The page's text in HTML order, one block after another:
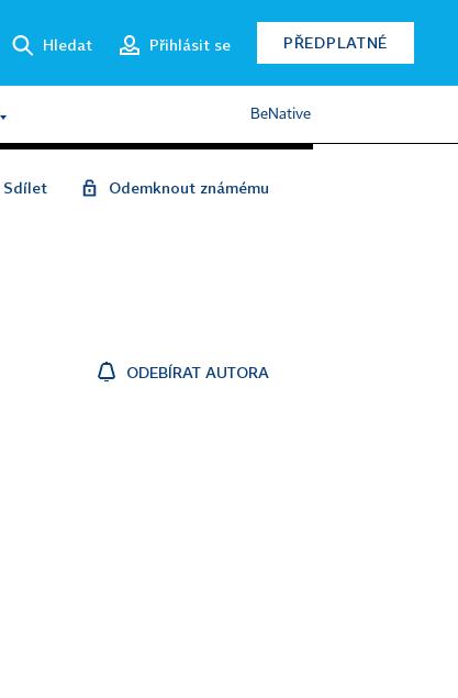
Hledat Přihlásit se PŘEDPLATNÉ
BeNative
Sdílet Odemknout známému
ODEBÍRAT AUTORA